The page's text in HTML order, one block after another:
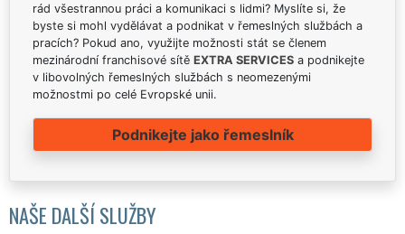
rád všestrannou práci a komunikaci s lidmi? Myslíte si, že
byste si mohl vydělávat a podnikat v řemeslných službách a
pracích? Pokud ano, využijte možnosti stát se členem
mezinárodní franchisové sítě EXTRA SERVICES a podnikejte
v libovolných řemeslných službách s neomezenými
možnostmi po celé Evropské unii.
Podnikejte jako řemeslník
NAŠE DALŠÍ SLUŽBY